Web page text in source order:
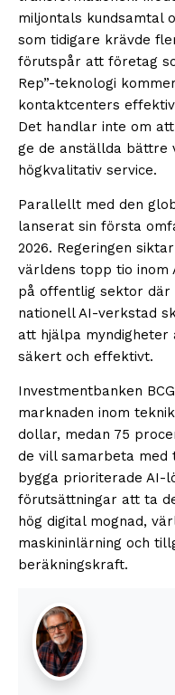
miljontals kundsamtal
som tidigare krävde
förutspår att företag
Rep”-teknologi
kontaktcenters
Det handlar inte om
ge de anställda
högkvalitativ service.
Parallellt med den
lanserat sin första
2026. Regeringen
världens topp tio inom
på offentlig sektor där
nationell AI-verkstad
att hjälpa
säkert och effektivt.
Investmentbanken
marknaden inom
dollar, medan 75
de vill samarbeta
bygga prioriterade AI-
förutsättningar att ta
hög digital mognad,
maskininlärning och
beräkningskraft.